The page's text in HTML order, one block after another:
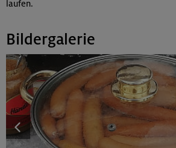
laufen.
Bildergalerie